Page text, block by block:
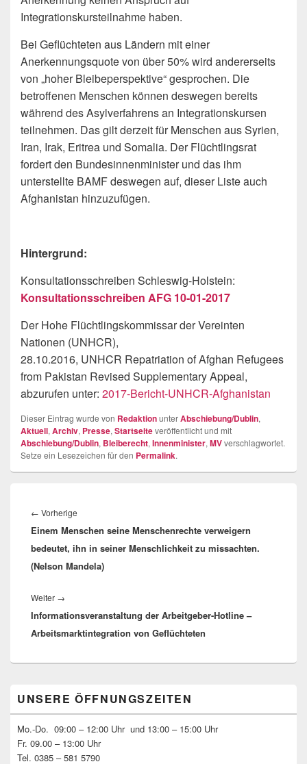
Integrationskursteilnahme haben.
Bei Geflüchteten aus Ländern mit einer
Anerkennungsquote von über 50% wird andererseits
von „hoher Bleibeperspektive“ gesprochen. Die
betroffenen Menschen können deswegen bereits
während des Asylverfahrens an Integrationskursen
teilnehmen. Das gilt derzeit für Menschen aus Syrien,
Iran, Irak, Eritrea und Somalia. Der Flüchtlingsrat
fordert den Bundesinnenminister und das ihm
unterstellte BAMF deswegen auf, dieser Liste auch
Afghanistan hinzuzufügen.
Hintergrund:
Konsultationsschreiben Schleswig-Holstein:
Konsultationsschreiben AFG 10-01-2017
Der Hohe Flüchtlingskommissar der Vereinten
Nationen (UNHCR),
28.10.2016, UNHCR Repatriation of Afghan Refugees
from Pakistan Revised Supplementary Appeal,
abzurufen unter: 2017-Bericht-UNHCR-Afghanistan
Dieser Eintrag wurde von RedaktionunterAbschiebung/Dublin,
Aktuell, Archiv, Presse, Startseiteveröffentlicht und mit
Abschiebung/Dublin, Bleiberecht, Innenminister, MVverschlagwortet.
Setze ein Lesezeichen für den Permalink.
← Vorherige
Beitrag:
Einem Menschen seine Menschenrechte verweigern
bedeutet, ihn in seiner Menschlichkeit zu missachten.
(Nelson Mandela)
Weiter →
Beitrag:
Informationsveranstaltung der Arbeitgeber-Hotline –
Arbeitsmarktintegration von Geflüchteten
Seitenleisten-
Widgetbereich
UNSERE ÖFFNUNGSZEITEN
Mo.-Do. 09:00 – 12:00 Uhr und 13:00 – 15:00 Uhr
Fr. 09.00 – 13:00 Uhr
Tel. 0385 – 581 5790